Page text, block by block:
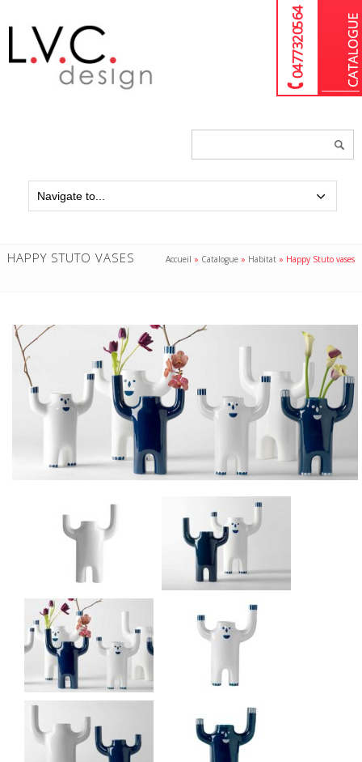
04 77 32 05 64
HAPPY STUTO VASES Accueil » Catalogue » Habitat » Happy Stuto vases